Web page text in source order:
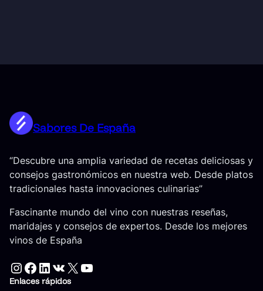
Sabores De España
“Descubre una amplia variedad de recetas deliciosas y
consejos gastronómicos en nuestra web. Desde platos
tradicionales hasta innovaciones culinarias”
Fascinante mundo del vino con nuestras reseñas,
maridajes y consejos de expertos. Desde los mejores
vinos de España
Instagram Facebook LinkedIn VK X YouTube
Enlaces rápidos